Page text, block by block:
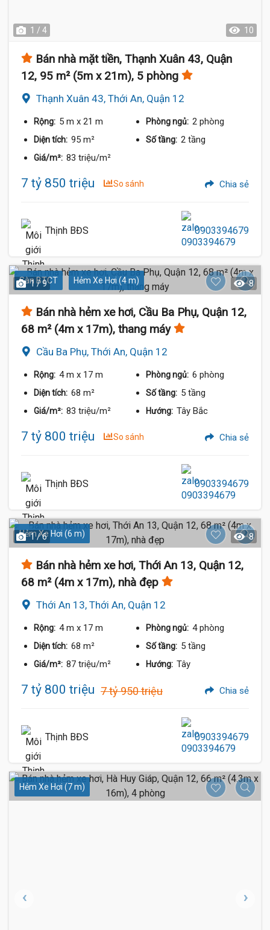
1 / 4 10
Bán nhà mặt tiền, Thạnh Xuân 43, Quận
12, 95 m² (5m x 21m), 5 phòng
Thạnh Xuân 43, Thới An, Quận 12
Rộng: 5 m x 21 m Phòng ngủ: 2 phòng
Diện tích: 95 m² Số tầng: 2 tầng
Giá/m²: 83 triệu/m²
7 tỷ 850 triệu So sánh Chia sẻ
Thịnh BĐS 0903394679
Sàn BTCT Hẻm Xe Hơi (4 m)
1 / 9 8
Bán nhà hẻm xe hơi, Cầu Ba Phụ, Quận 12,
68 m² (4m x 17m), thang máy
Cầu Ba Phụ, Thới An, Quận 12
Rộng: 4 m x 17 m Phòng ngủ: 6 phòng
Diện tích: 68 m² Số tầng: 5 tầng
Giá/m²: 83 triệu/m² Hướng: Tây Bắc
7 tỷ 800 triệu So sánh Chia sẻ
Thịnh BĐS 0903394679
Hẻm Xe Hơi (6 m)
1 / 6 8
Bán nhà hẻm xe hơi, Thới An 13, Quận 12,
68 m² (4m x 17m), nhà đẹp
Thới An 13, Thới An, Quận 12
Rộng: 4 m x 17 m Phòng ngủ: 4 phòng
Diện tích: 68 m² Số tầng: 5 tầng
Giá/m²: 87 triệu/m² Hướng: Tây
7 tỷ 800 triệu 7 tỷ 950 triệu Chia sẻ
Thịnh BĐS 0903394679
Hẻm Xe Hơi (7 m)